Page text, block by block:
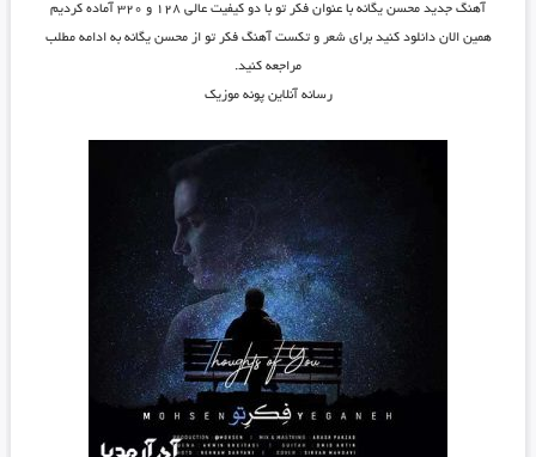
آهنگ جدید محسن یگانهبا عنوان فکر تو با دو کیفیت عالی ۱۲۸ و ۳۲۰ آماده کردیم
همین الان دانلود کنید برای شعر و تکست آهنگ فکر تو از محسن یگانه به ادامه مطلب
مراجعه کنید.
رسانه آنلاین پونه موزیک